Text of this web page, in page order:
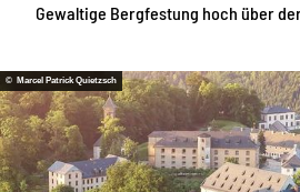
Gewaltige Bergfestung hoch über
© Marcel Patrick Quietzsch